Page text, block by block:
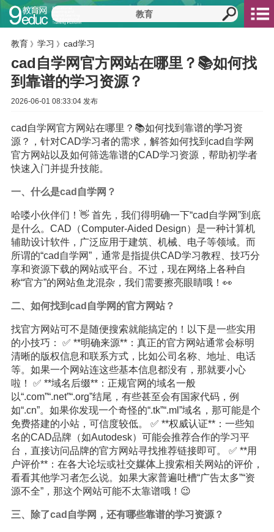
教育 》 学习 》 cad学习
cad自学网官方网站在哪里？📚如何找
到靠谱的学习资源？
2026-06-01 08:33:04 发布
cad自学网官方网站在哪里？📚如何找到靠谱的学习 资
源？，针对CAD学习者的需求，解答如何找到cad自学网
官方网站以及如何筛选靠谱的CAD学习资源，帮助初学者
快速入门并提升技能。
一、什么是cad自学网？
哈喽小伙伴们！👋 首先，我们得明确一下“cad自学网”到底
是什么。CAD（Computer-Aided Design）是一种计算机
辅助设计软件，广泛应用于建筑、机械、电子等领域。而
所谓的“cad自学网”，通常是指提供CAD学习教程、技巧分
享和资源下载的网站或平台。不过，现在网络上各种自
称“官方”的网站鱼龙混杂，我们需要擦亮眼睛哦！👀
二、如何找到cad自学网的官方网站？
找官方网站可不是随便搜索就能搞定的！以下是一些实用
的小技巧： ✅ **明确来源**：真正的官方网站通常会标明
清晰的版权信息和联系方式，比如公司名称、地址、电话
等。如果一个网站连这些基本信息都没有，那就要小心
啦！ ✅ **域名后缀**：正规官网的域名一般
以“.com”“.net”“.org”结尾，有些甚至会有国家代码，例
如“.cn”。如果你发现一个奇怪的“.tk”“.ml”域名，那可能是个
免费搭建的小站，可信度较低。 ✅ **权威认证**：一些知
名的CAD品牌（如Autodesk）可能会推荐合作的学习平
台，直接访问品牌的官方网站寻找推荐链接即可。 ✅ **用
户评价**：在各大论坛或社交媒体上搜索相关网站的评价，
看看其他学习者怎么说。如果大家普遍吐槽“广告太多”“资
源不全”，那这个网站可能不太靠谱哦！😉
三、除了cad自学网，还有哪些靠谱的学习资源？